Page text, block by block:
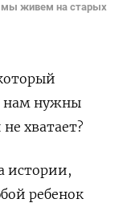
мы живем на старых
нам нужны
хватает?
истории,
ребенок